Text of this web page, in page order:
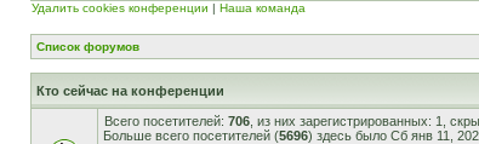
Удалить cookies конференции | Наша команда
Список форумов
Кто сейчас на конференции
Всего посетителей: 706 , из них зарегистрированных: 1,
Больше всего посетителей (5696) здесь было Сб янв 11,